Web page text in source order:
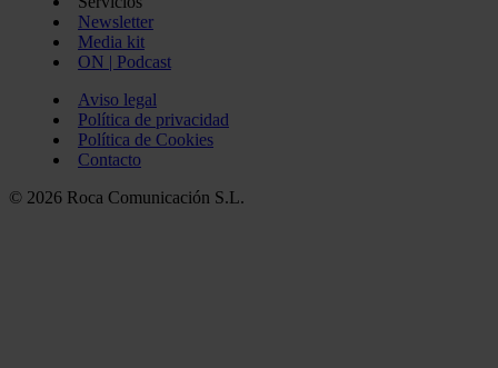
Newsletter
Media kit
ON | Podcast
Aviso legal
Política de privacidad
Política de Cookies
Contacto
© 2026 Roca Comunicación S.L.